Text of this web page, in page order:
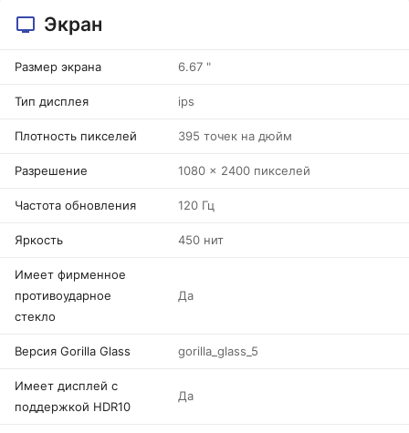
Экран
Размер экрана 6.67 "
Тип дисплея ips
Плотность пикселей 395 точек на дюйм
Разрешение 1080 x 2400 пикселей
Частота обновления 120 Гц
Яркость 450 нит
Имеет фирменное
противоударное
стекло
Да
Версия Gorilla Glass gorilla_glass_5
Имеет дисплей с
поддержкой HDR10
Да